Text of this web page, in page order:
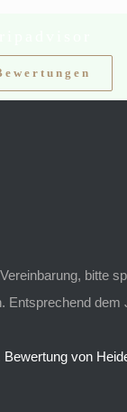
bitte
Entsprechend
Bewertung von